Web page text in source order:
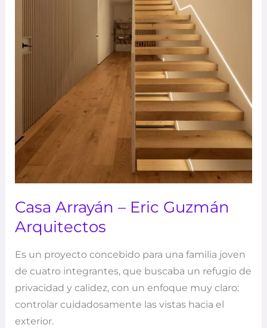
Casa Arrayán – Eric Guzmán
Arquitectos
Es un proyecto concebido para una familia joven
de cuatro integrantes, que buscaba un refugio de
privacidad y calidez, con un enfoque muy claro:
controlar cuidadosamente las vistas hacia el
exterior.